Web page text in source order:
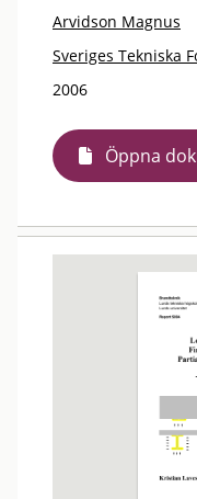
Arvidson Magnus
Sveriges Tekniska
2006
Öppna